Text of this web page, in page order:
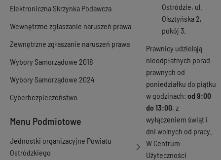
Elektroniczna Skrzynka Podawcza
Wewnętrzne zgłaszanie naruszeń prawa
Zewnętrzne zgłaszanie naruszeń prawa
Wybory Samorządowe 2018
Wybory Samorządowe 2024
Cyberbezpieczeństwo
Menu Podmiotowe
Jednostki organizacyjne Powiatu
Ostródzkiego
Ostródzie, ul.
Olsztyńska 2,
pokój 3.
Prawnicy udzielają
nieodpłatnych porad
prawnych od
poniedziałku do piątku
w godzinach: od 9:00
do 13:00, z
wyłączeniem świąt i
dni wolnych od pracy.
W Centrum
Użyteczności